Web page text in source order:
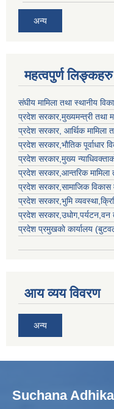
अन्य
महत्वपुर्ण लिङ्कहरु
संघीय मामिला तथा स्थानीय
प्रदेश सरकार,मुख्यमन्त्री तथा
प्रदेश सरकार, आर्थिक मामिला
प्रदेश सरकार,भाैतिक पूर्वाधार
प्रदेश सरकार,मुख्य
प्रदेश सरकार,आन्तरिक
प्रदेश सरकार,सामाजिक विकास
प्रदेश सरकार,भुमि
प्रदेश सरकार,उधाेग,पर्यटन,वन
प्रदेश प्रमुखकाे कार्यालय
आय व्यय विवरण
अन्य
Suchana